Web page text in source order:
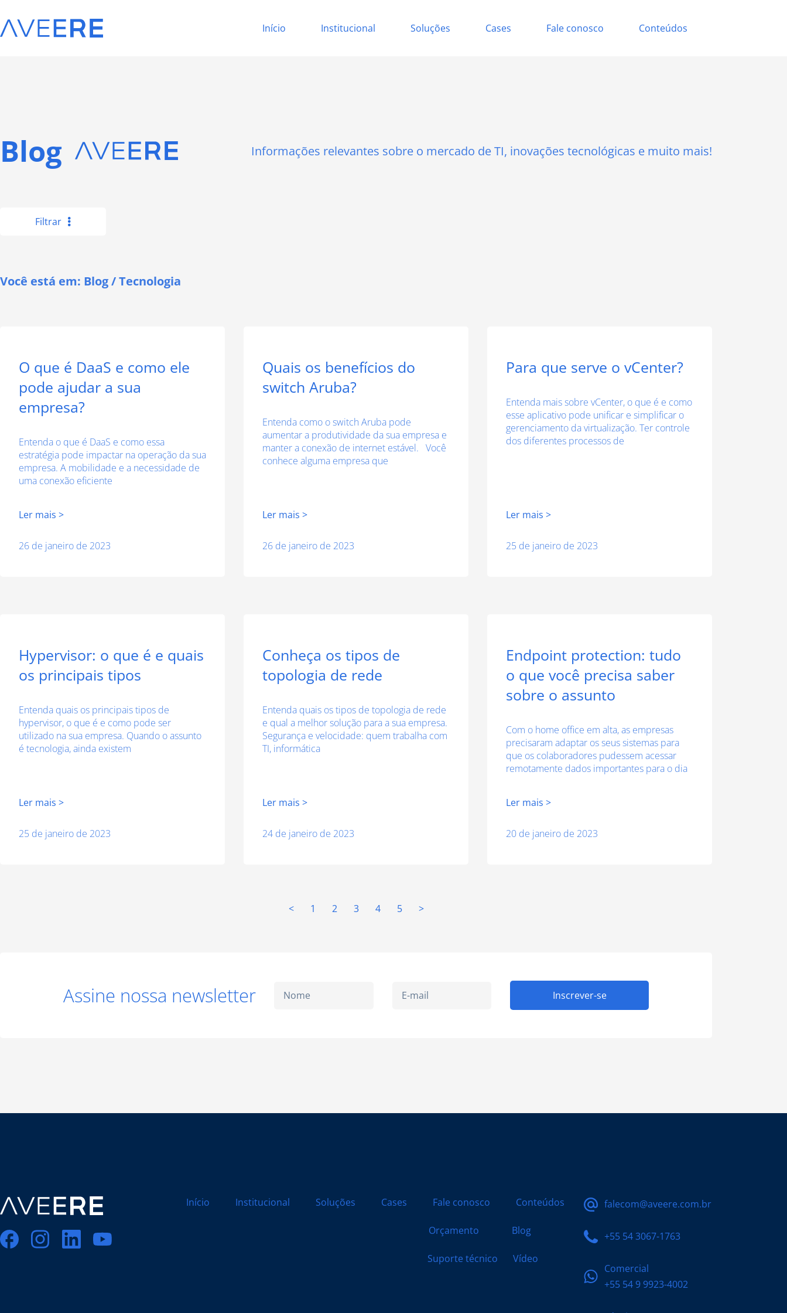
Início Institucional Soluções Cases Fale conosco Conteúdos
Blog Informações relevantes sobre o mercado de TI, inovações tecnológicas e muito mais!
Filtrar
Você está em: Blog/Tecnologia
O que é DaaS e como ele
pode ajudar a sua
empresa?
Entenda o que é DaaS e como essa
estratégia pode impactar na operação da sua
empresa. A mobilidade e a necessidade de
uma conexão eficiente
Ler mais >
26 de janeiro de 2023
Quais os benefícios do
switch Aruba?
Entenda como o switch Aruba pode
aumentar a produtividade da sua empresa e
manter a conexão de internet estável. Você
conhece alguma empresa que
Ler mais >
26 de janeiro de 2023
Para que serve o vCenter?
Entenda mais sobre vCenter, o que é e como
esse aplicativo pode unificar e simplificar o
gerenciamento da virtualização. Ter controle
dos diferentes processos de
Ler mais >
25 de janeiro de 2023
Hypervisor: o que é e quais
os principais tipos
Entenda quais os principais tipos de
hypervisor, o que é e como pode ser
utilizado na sua empresa. Quando o assunto
é tecnologia, ainda existem
Ler mais >
25 de janeiro de 2023
Conheça os tipos de
topologia de rede
Entenda quais os tipos de topologia de rede
e qual a melhor solução para a sua empresa.
Segurança e velocidade: quem trabalha com
TI, informática
Ler mais >
24 de janeiro de 2023
Endpoint protection: tudo
o que você precisa saber
sobre o assunto
Com o home office em alta, as empresas
precisaram adaptar os seus sistemas para
que os colaboradores pudessem acessar
remotamente dados importantes para o dia
Ler mais >
20 de janeiro de 2023
< 1 2 3 4 5 >
Assine nossa newsletter Inscrever-se
Início Institucional Soluções Cases Fale conosco Conteúdos
Orçamento Blog
Suporte técnico Vídeo
falecom@aveere.com.br
+55 54 3067-1763
Comercial
+55 54 9 9923-4002